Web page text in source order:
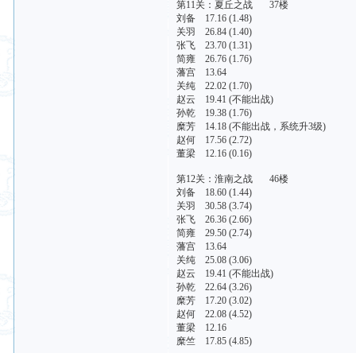
第11关：夏丘之战 37楼
刘备 17.16 (1.48)
关羽 26.84 (1.40)
张飞 23.70 (1.31)
简雍 26.76 (1.76)
藩宫 13.64
关纯 22.02 (1.70)
赵云 19.41 (不能出战)
孙乾 19.38 (1.76)
糜芳 14.18 (不能出战，系统升3级)
赵何 17.56 (2.72)
董梁 12.16 (0.16)
第12关：淮南之战 46楼
刘备 18.60 (1.44)
关羽 30.58 (3.74)
张飞 26.36 (2.66)
简雍 29.50 (2.74)
藩宫 13.64
关纯 25.08 (3.06)
赵云 19.41 (不能出战)
孙乾 22.64 (3.26)
糜芳 17.20 (3.02)
赵何 22.08 (4.52)
董梁 12.16
糜竺 17.85 (4.85)